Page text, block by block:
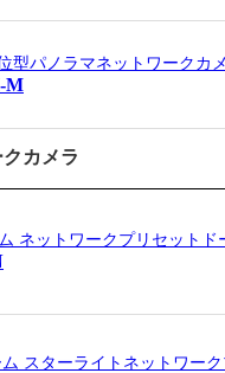
型パノラマネットワークカ
M
カメラ
ネットワークプリセットド
スターライトネットワー